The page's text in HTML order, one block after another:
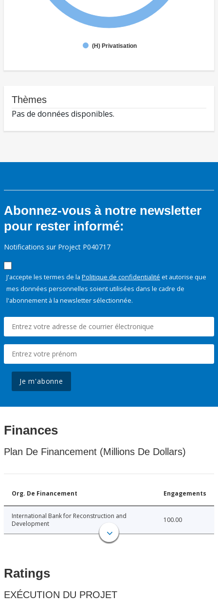
(H) Privatisation
Thèmes
Pas de données disponibles.
Abonnez-vous à notre newsletter
pour rester informé:
Notifications sur Project P040717
J'accepte les termes de la Politique de confidentialité et autorise que
mes données personnelles soient utilisées dans le cadre de
l'abonnement à la newsletter sélectionnée.
Je m'abonne
Finances
Plan De Financement (Millions De Dollars)
Org. De Financement Engagements
International Bank for Reconstruction and
Development
100.00
Ratings
EXÉCUTION DU PROJET